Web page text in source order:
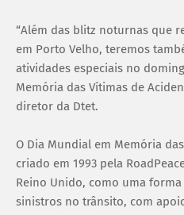
“Além das blitz noturnas que
em Porto Velho, teremos
atividades especiais no
Memória das Vítimas de
diretor da Dtet.
O Dia Mundial em Memória
criado em 1993 pela
Reino Unido, como uma
sinistros no trânsito, com